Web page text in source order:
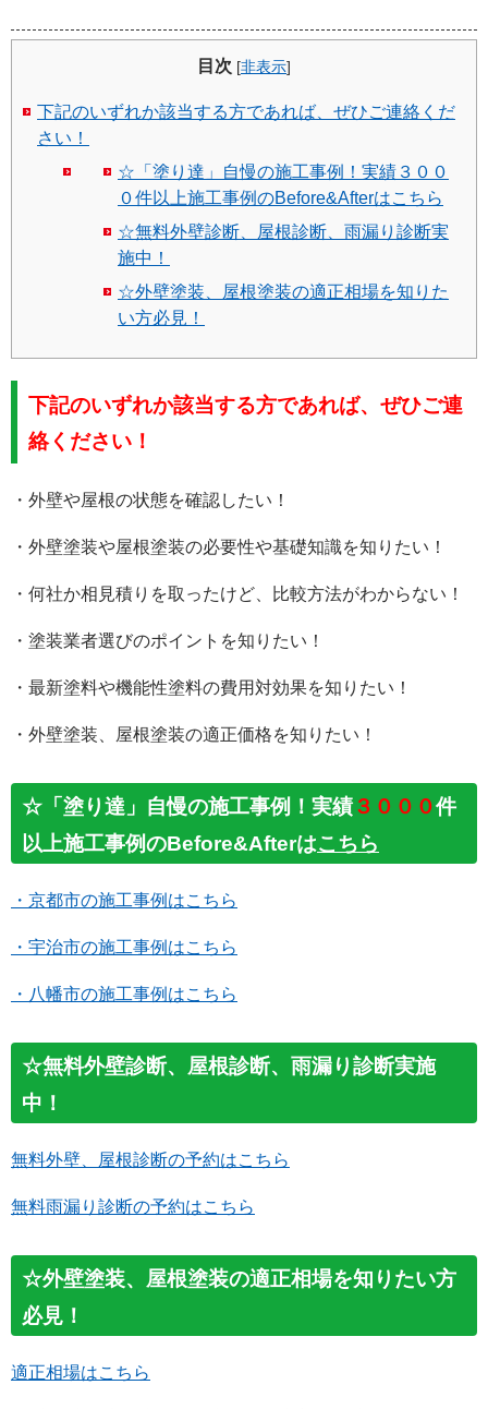
目次 [非表示]
下記のいずれか該当する方であれば、ぜひご連絡くだ
さい！
☆「塗り達」自慢の施工事例！実績３００
０件以上施工事例のBefore&Afterはこちら
☆無料外壁診断、屋根診断、雨漏り診断実
施中！
☆外壁塗装、屋根塗装の適正相場を知りた
い方必見！
下記のいずれか該当する方であれば、ぜひご連
絡ください！
・外壁や屋根の状態を確認したい！
・外壁塗装や屋根塗装の必要性や基礎知識を知りたい！
・何社か相見積りを取ったけど、比較方法がわからない！
・塗装業者選びのポイントを知りたい！
・最新塗料や機能性塗料の費用対効果を知りたい！
・外壁塗装、屋根塗装の適正価格を知りたい！
☆「塗り達」自慢の施工事例！実績３０００件
以上施工事例のBefore&Afterはこちら
・京都市の施工事例はこちら
・宇治市の施工事例はこちら
・八幡市の施工事例はこちら
☆無料外壁診断、屋根診断、雨漏り診断実施
中！
無料外壁、屋根診断の予約はこちら
無料雨漏り診断の予約はこちら
☆外壁塗装、屋根塗装の適正相場を知りたい方
必見！
適正相場はこちら